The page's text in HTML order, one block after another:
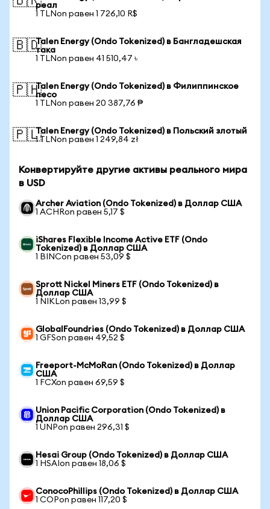
реал
1 TLNon равен 1 726,10 R$
🇧🇩Talen Energy (Ondo Tokenized) в Бангладешская
така
1 TLNon равен 41 510,47 ৳
🇵🇭Talen Energy (Ondo Tokenized) в Филиппинское
песо
1 TLNon равен 20 387,76 ₱
🇵🇱Talen Energy (Ondo Tokenized) в Польский злотый
1 TLNon равен 1 249,84 zł
Конвертируйте другие активы реального мира
в USD
Archer Aviation (Ondo Tokenized) в Доллар США
1 ACHRon равен 5,17 $
iShares Flexible Income Active ETF (Ondo
Tokenized) в Доллар США
1 BINCon равен 53,09 $
Sprott Nickel Miners ETF (Ondo Tokenized) в
Доллар США
1 NIKLon равен 13,99 $
GlobalFoundries (Ondo Tokenized) в Доллар США
1 GFSon равен 49,52 $
Freeport-McMoRan (Ondo Tokenized) в Доллар
США
1 FCXon равен 69,59 $
Union Pacific Corporation (Ondo Tokenized) в
Доллар США
1 UNPon равен 296,31 $
Hesai Group (Ondo Tokenized) в Доллар США
1 HSAIon равен 18,06 $
ConocoPhillips (Ondo Tokenized) в Доллар США
1 COPon равен 117,20 $